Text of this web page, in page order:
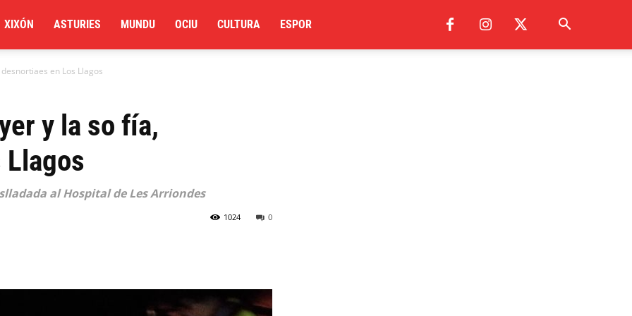
XIXÓN ASTURIES MUNDU OCIU CULTURA ESPOR
en Los Llagos
y la so fía,
al Hospital de Les Arriondes
0
1024